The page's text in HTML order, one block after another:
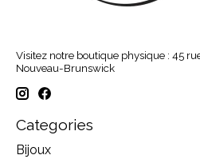
Visitez notre boutique physique : 45
Nouveau-Brunswick
Categories
Bijoux